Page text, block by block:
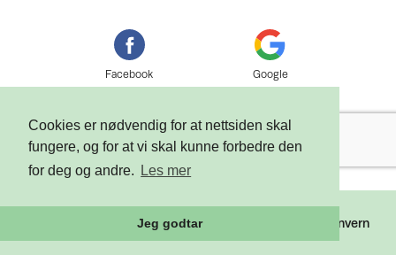
Cookies er nødvendig for at nettsiden skal
fungere, og for at vi skal kunne forbedre den
for deg og andre.
Les mer
Jeg godtar
Facebook Google
2026 Tixly AS - Powered by Personvern